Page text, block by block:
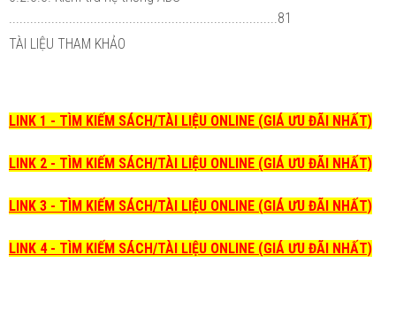
............................................................................81
TÀI LIỆU THAM KHẢO
LINK 1 - TÌM KIẾM SÁCH/TÀI LIỆU ONLINE (GIÁ ƯU ĐÃI NHẤT)
LINK 2 - TÌM KIẾM SÁCH/TÀI LIỆU ONLINE (GIÁ ƯU ĐÃI NHẤT)
LINK 3 - TÌM KIẾM SÁCH/TÀI LIỆU ONLINE (GIÁ ƯU ĐÃI NHẤT)
LINK 4 - TÌM KIẾM SÁCH/TÀI LIỆU ONLINE (GIÁ ƯU ĐÃI NHẤT)